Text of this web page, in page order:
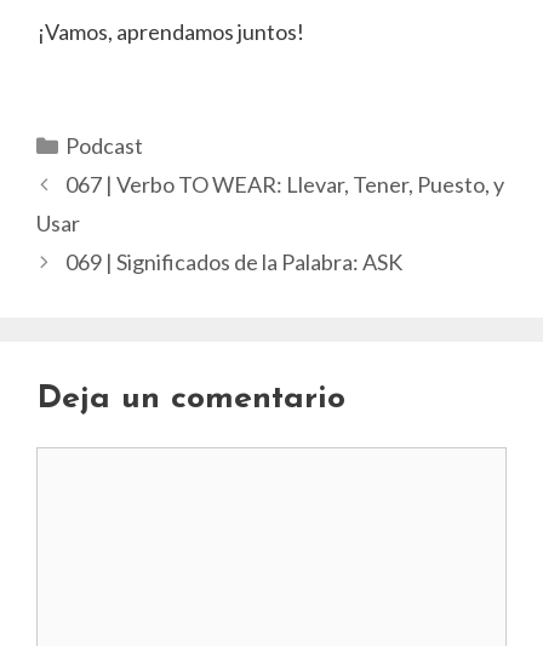
¡Vamos, aprendamos juntos!
Categorías
Podcast
067 | Verbo TO WEAR: Llevar, Tener, Puesto, y
Usar
069 | Significados de la Palabra: ASK
Deja un comentario